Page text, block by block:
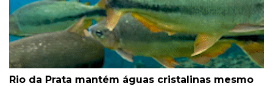
Rio da Prata mantém águas cristalinas mesmo